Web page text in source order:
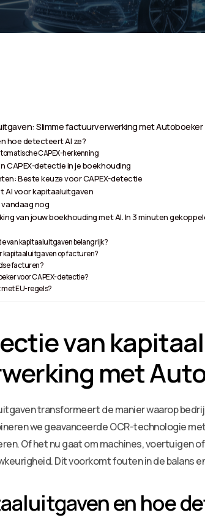
Slimme factuurverwerking met Autoboeker
hoe detecteert AI ze?
CAPEX-herkenning
CAPEX-detectie in je boekhouding
Beste keuze voor CAPEX-detectie
AI voor kapitaaluitgaven
nog
van jouw boekhouding met AI. In 3 minuten
van kapitaaluitgaven belangrijk?
kapitaaluitgaven op facturen?
facturen?
voor CAPEX-detectie?
EU-regels?
van
met
transformeert de manier waarop
we geavanceerde OCR-technologie
Of het nu gaat om machines,
Dit voorkomt fouten in de balans
en hoe